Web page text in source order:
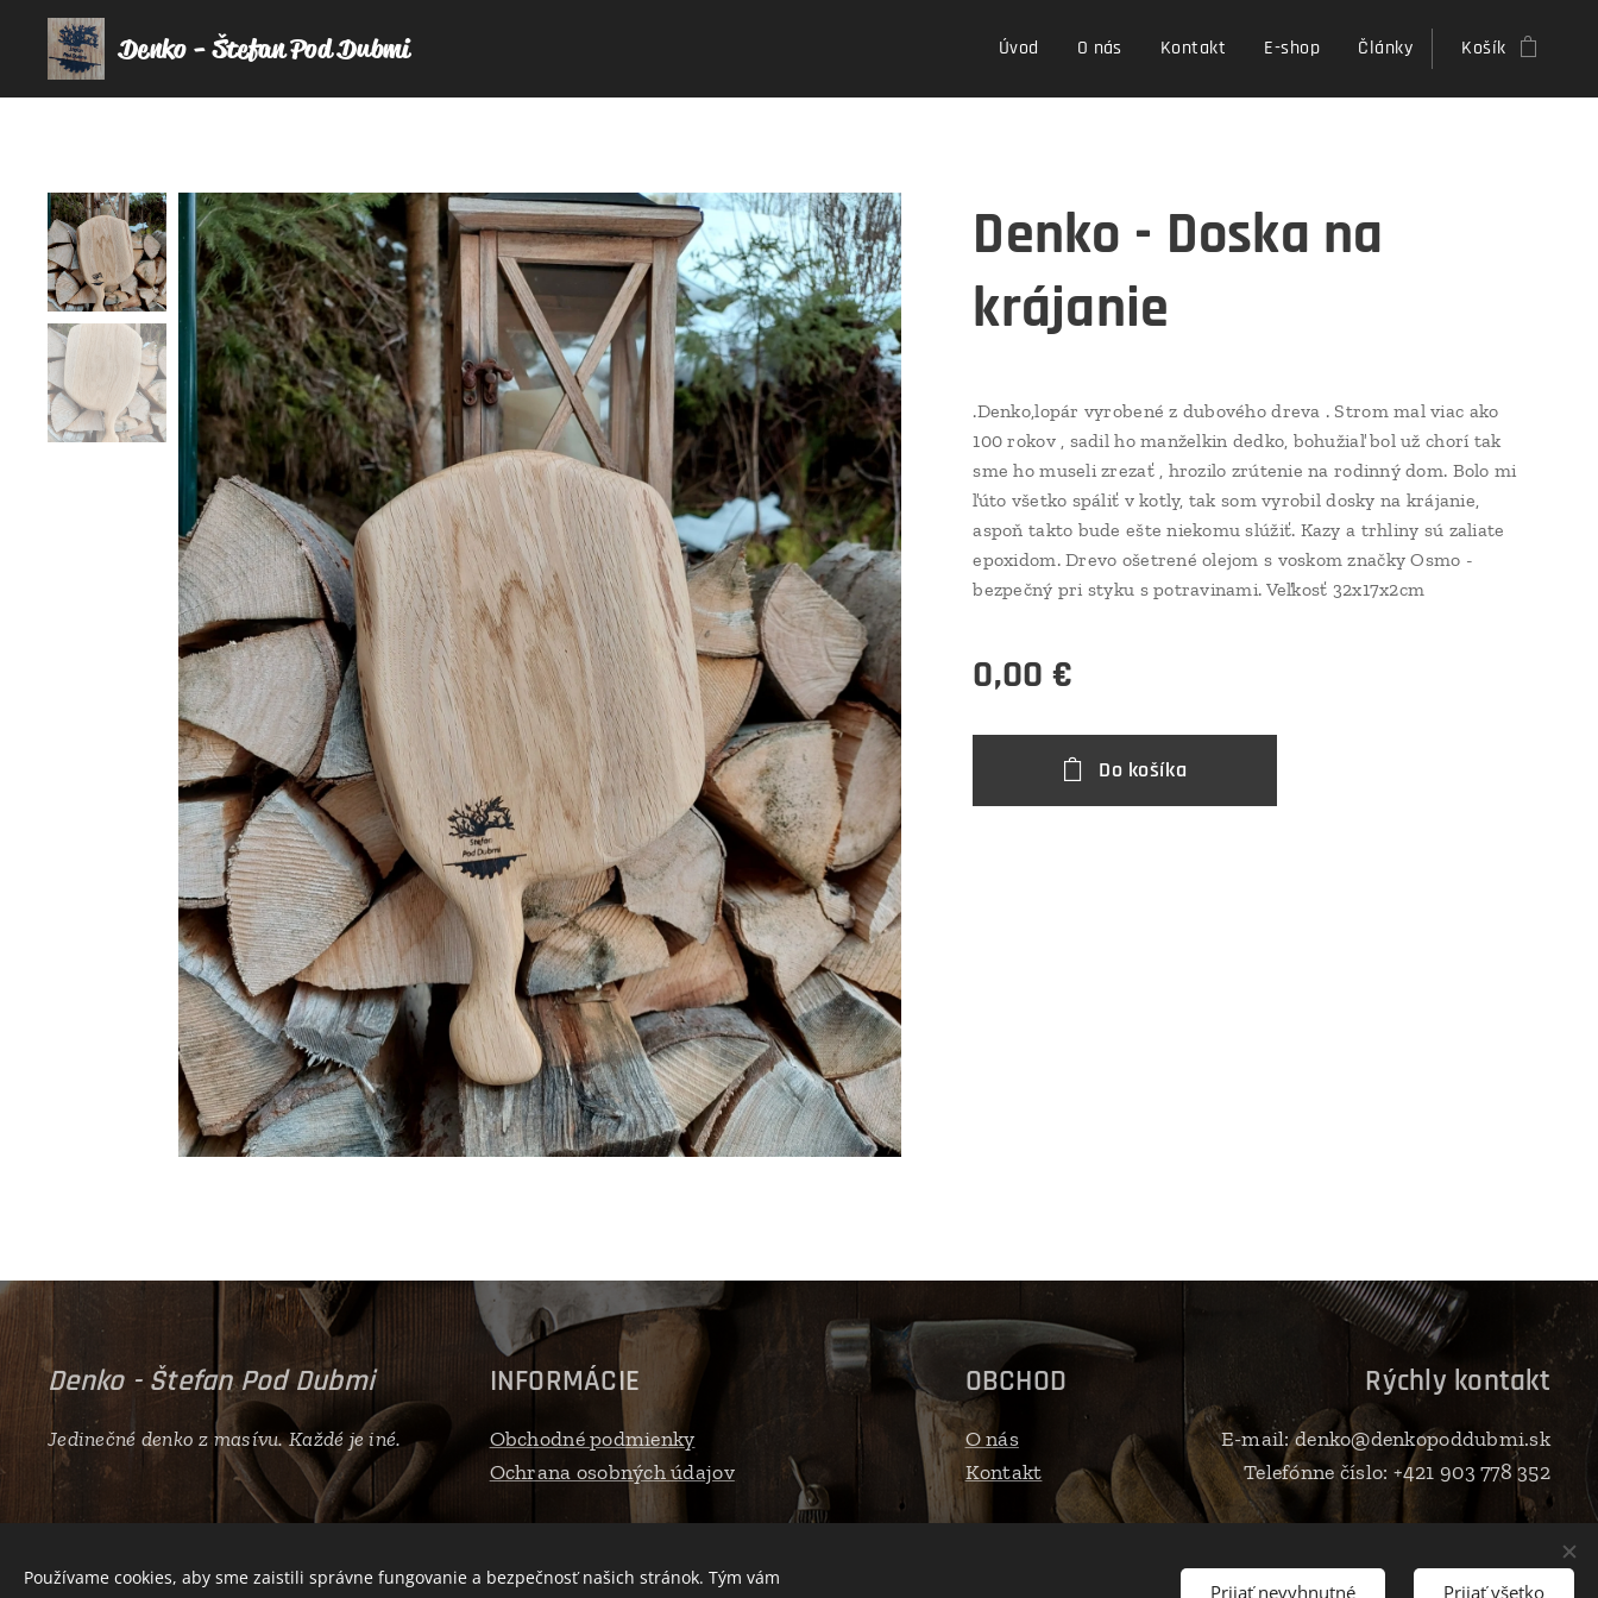
Denko - Štefan Pod Dubmi Úvod O nás Kontakt E-shop Články Košík
Denko - Doska na
krájanie
.Denko,lopár vyrobené z dubového dreva . Strom mal viac ako
100 rokov , sadil ho manželkin dedko, bohužiaľ bol už chorí tak
sme ho museli zrezať , hrozilo zrútenie na rodinný dom. Bolo mi
ľúto všetko spáliť v kotly, tak som vyrobil dosky na krájanie,
aspoň takto bude ešte niekomu slúžiť. Kazy a trhliny sú zaliate
epoxidom. Drevo ošetrené olejom s voskom značky Osmo -
bezpečný pri styku s potravinami. Veľkosť 32x17x2cm
0,00 €
Do košíka
Denko - Štefan Pod Dubmi
Jedinečné denko z masívu. Každé je iné.
INFORMÁCIE
Obchodné podmienky
Ochrana osobných údajov
OBCHOD
O nás
Kontakt
Rýchly kontakt
E-mail: denko@denkopoddubmi.sk
Telefónne číslo: +421 903 778 352
Používame cookies, aby sme zaistili správne fungovanie a bezpečnosť našich stránok. Tým vám
Prijať nevyhnutné Prijať všetko